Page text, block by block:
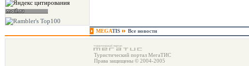
MEGATIS Все новости
Туристический портал МегаТИС
Права защищены © 2004-2005